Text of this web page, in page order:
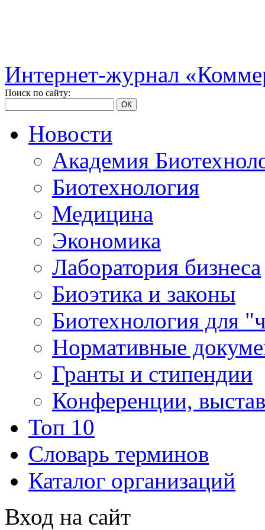
Интернет-журнал
Поиск по сайту:
ОК
Новости
Академия
Биотехнология
Медицина
Экономика
Лаборатория бизнеса
Биоэтика и законы
Биотехнология для
Нормативные
Гранты и стипендии
Конференции,
Топ 10
Словарь терминов
Каталог организаций
Вход на сайт